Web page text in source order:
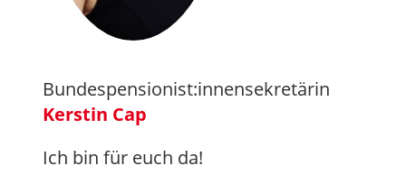
Bundespensionist:innensekretärin
Kerstin Cap
Ich bin für euch da!